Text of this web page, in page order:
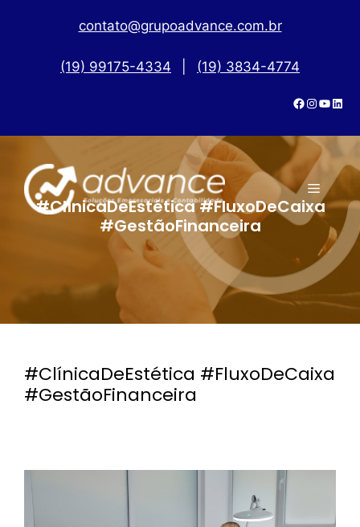
contato@grupoadvance.com.br
(19) 99175-4334 (19) 3834-4774
#ClínicaDeEstética #FluxoDeCaixa
#GestãoFinanceira
#ClínicaDeEstética #FluxoDeCaixa
#GestãoFinanceira